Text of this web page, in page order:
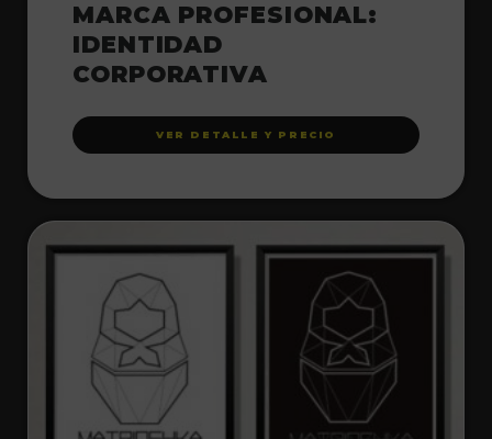
MARCA PROFESIONAL:
IDENTIDAD
CORPORATIVA
VER DETALLE Y PRECIO